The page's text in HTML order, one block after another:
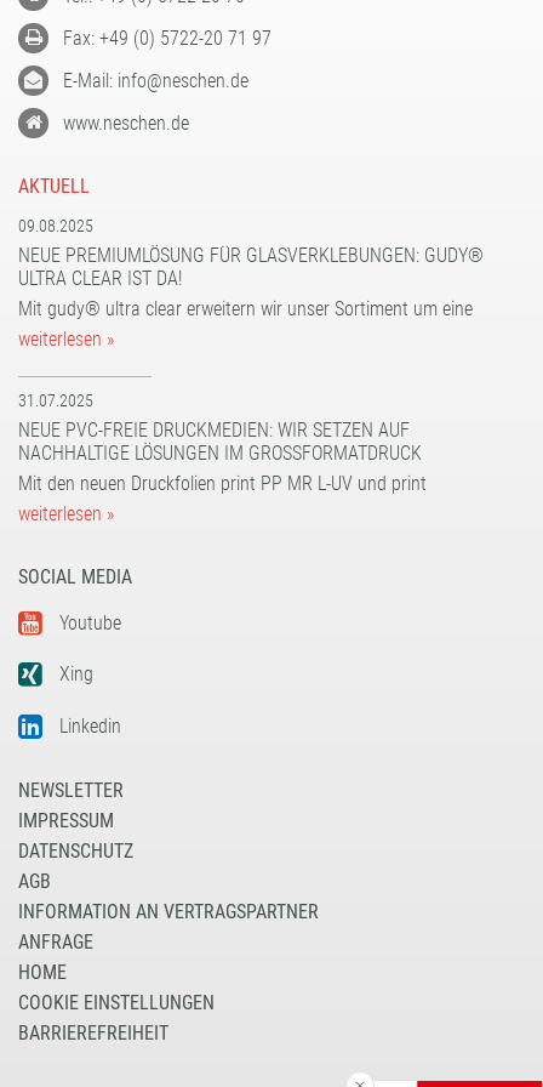
Fax: +49 (0) 5722-20 71 97
E-Mail: info@neschen.de
www.neschen.de
AKTUELL
09.08.2025
NEUE PREMIUMLÖSUNG FÜR GLASVERKLEBUNGEN: GUDY®
ULTRA CLEAR IST DA!
Mit gudy® ultra clear erweitern wir unser Sortiment um eine
weiterlesen »
31.07.2025
NEUE PVC-FREIE DRUCKMEDIEN: WIR SETZEN AUF
NACHHALTIGE LÖSUNGEN IM GROSSFORMATDRUCK
Mit den neuen Druckfolien print PP MR L-UV und print
weiterlesen »
SOCIAL MEDIA
Youtube
Xing
Linkedin
NEWSLETTER
IMPRESSUM
DATENSCHUTZ
AGB
INFORMATION AN VERTRAGSPARTNER
ANFRAGE
HOME
COOKIE EINSTELLUNGEN
BARRIEREFREIHEIT